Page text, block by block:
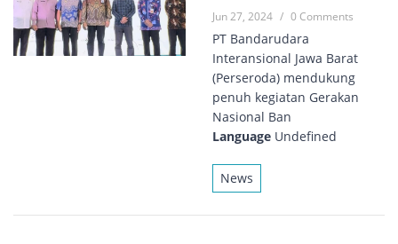
Jun 27, 2024 / 0 Comments
PT Bandarudara
Interansional Jawa Barat
(Perseroda) mendukung
penuh kegiatan Gerakan
Nasional Ban
Language Undefined
News